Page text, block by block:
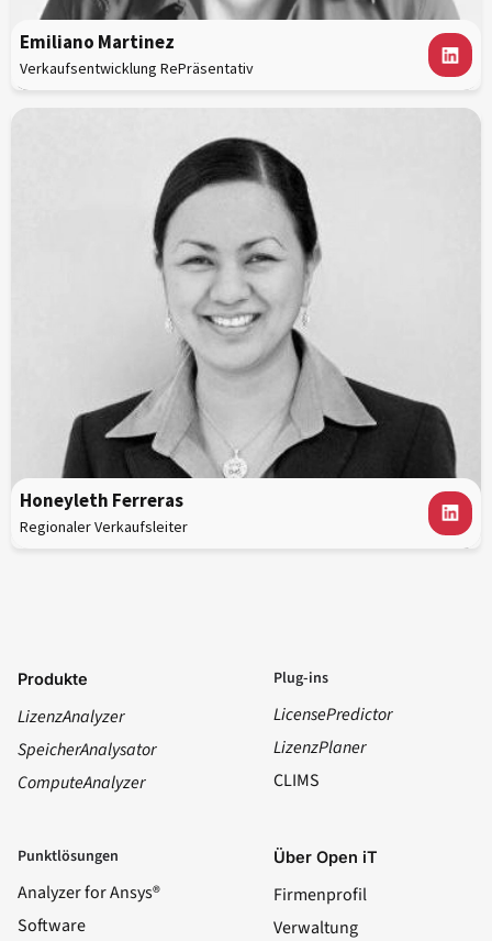
Emiliano Martinez
Verkaufsentwicklung RePräsentativ
Honeyleth Ferreras
Regionaler Verkaufsleiter
Produkte
LizenzAnalyzer
SpeicherAnalysator
ComputeAnalyzer
Plug-ins
LicensePredictor
LizenzPlaner
CLIMS
Punktlösungen
Analyzer for Ansys®
Software
Über Open iT
Firmenprofil
Verwaltung